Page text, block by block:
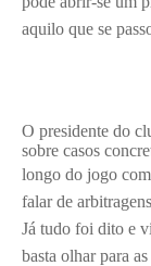
aquilo que se
O presidente do
sobre casos
longo do jogo
falar de
Já tudo foi dito e
basta olhar para